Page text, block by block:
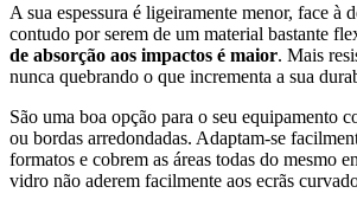
A sua espessura é ligeiramente menor, face à
contudo por serem de um material bastante
de absorção aos impactos é maior. Mais
nunca quebrando o que incrementa a sua
São uma boa opção para o seu equipamento
ou bordas arredondadas. Adaptam-se
formatos e cobrem as áreas todas do mesmo
vidro não aderem facilmente aos ecrãs